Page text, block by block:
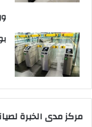
مركز مدى الخبرة